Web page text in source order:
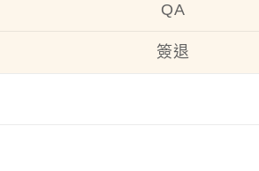
QA
簽退